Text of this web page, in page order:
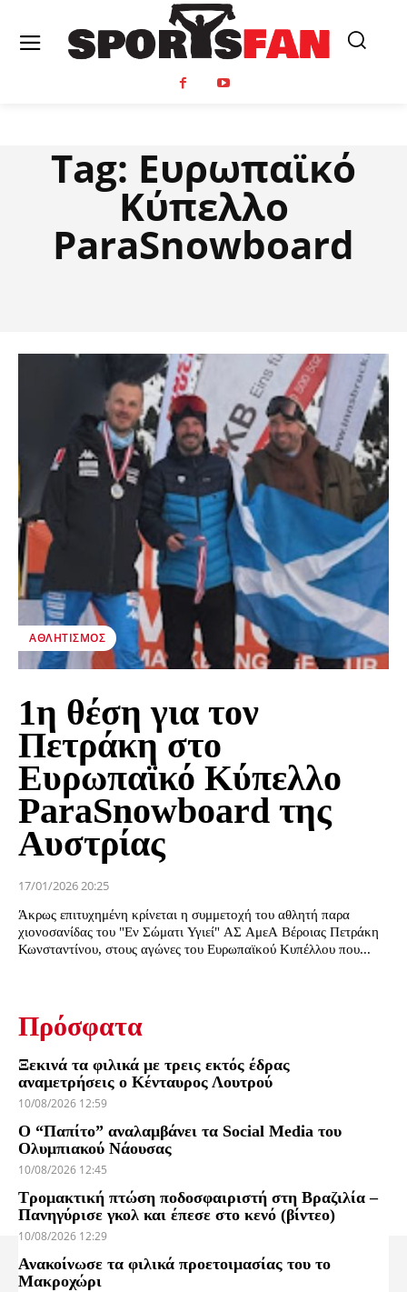
Tag: Ευρωπαϊκό
Κύπελλο
ParaSnowboard
ΑΘΛΗΤΙΣΜΌΣ
1η θέση για τον
Πετράκη στο
Ευρωπαϊκό Κύπελλο
ParaSnowboard της
Αυστρίας
17/01/2026 20:25
Άκρως επιτυχημένη κρίνεται η συμμετοχή του αθλητή παρα
χιονοσανίδας του "Εν Σώματι Υγιεί" ΑΣ ΑμεΑ Βέροιας Πετράκη
Κωνσταντίνου, στους αγώνες του Ευρωπαϊκού Κυπέλλου που...
Πρόσφατα
Ξεκινά τα φιλικά με τρεις εκτός έδρας
αναμετρήσεις ο Κένταυρος Λουτρού
10/08/2026 12:59
Ο “Παπίτο” αναλαμβάνει τα Social Media του
Ολυμπιακού Νάουσας
10/08/2026 12:45
Τρομακτική πτώση ποδοσφαιριστή στη Βραζιλία –
Πανηγύρισε γκολ και έπεσε στο κενό (βίντεο)
10/08/2026 12:29
Ανακοίνωσε τα φιλικά προετοιμασίας του το
Μακροχώρι